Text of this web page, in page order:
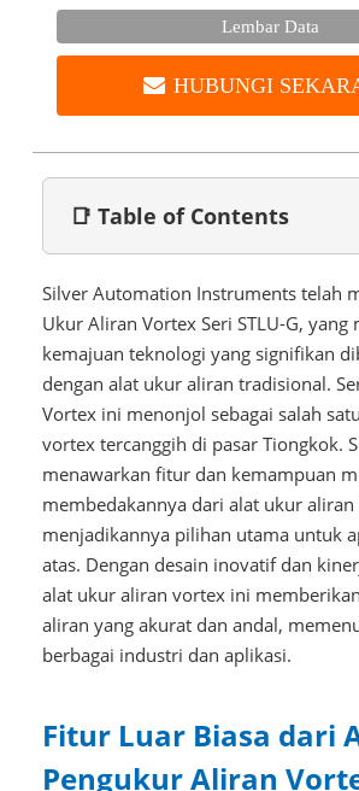
Lembar Data
HUBUNGI
📑 Table of Contents
Silver Automation Instruments telah
Ukur Aliran Vortex Seri STLU-G, yang
kemajuan teknologi yang signifikan
dengan alat ukur aliran tradisional.
Vortex ini menonjol sebagai salah
vortex tercanggih di pasar Tiongkok.
menawarkan fitur dan kemampuan
membedakannya dari alat ukur
menjadikannya pilihan utama untuk
atas. Dengan desain inovatif dan
alat ukur aliran vortex ini
aliran yang akurat dan andal,
berbagai industri dan aplikasi.
Fitur Luar Biasa dari
Pengukur Aliran